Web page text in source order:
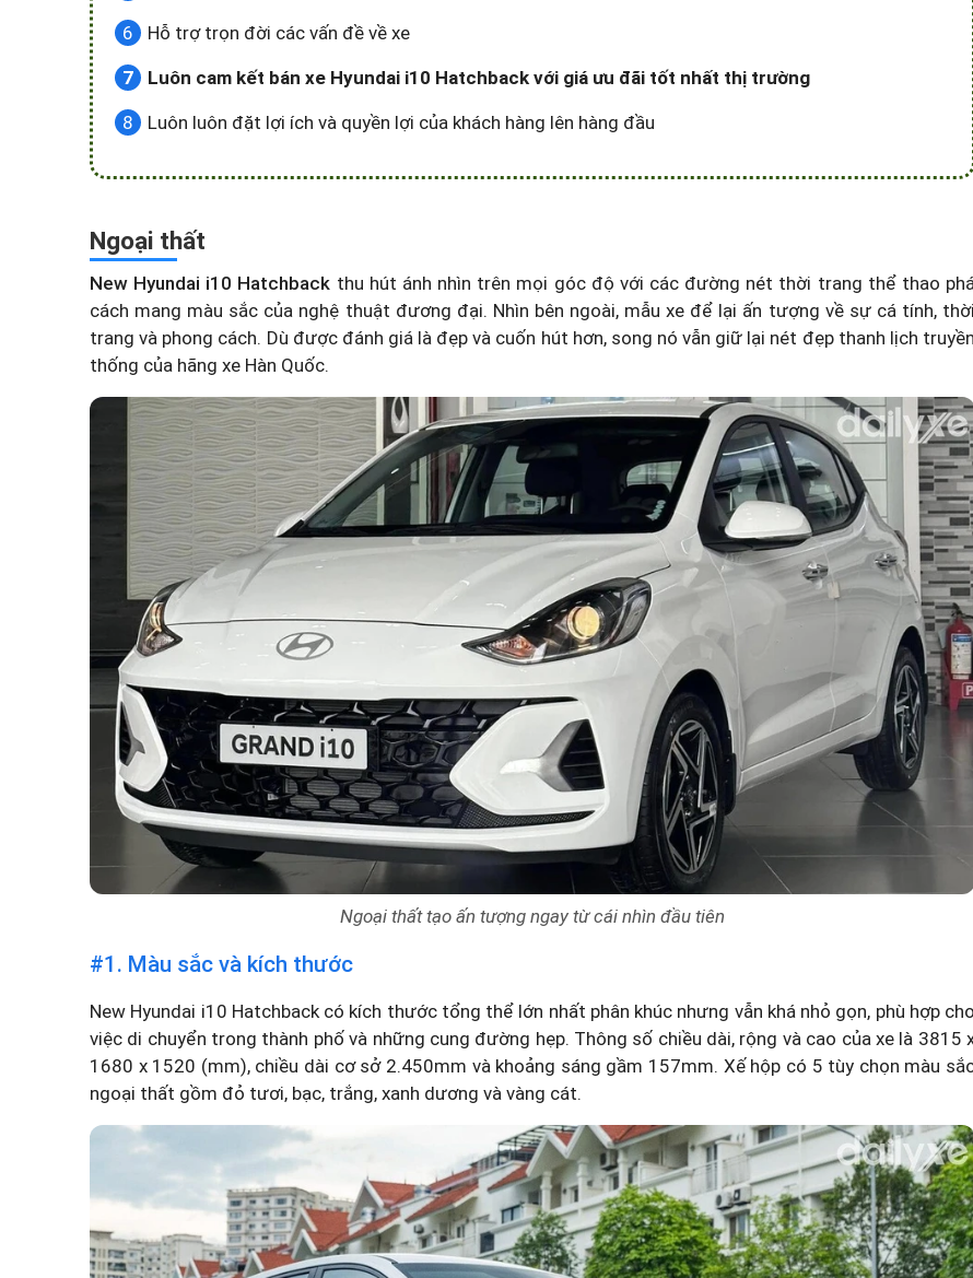
Hỗ trợ trọn đời các vấn đề về xe
Luôn cam kết bán xe Hyundai i10 Hatchback với giá ưu đãi tốt nhất thị trường
Luôn luôn đặt lợi ích và quyền lợi của khách hàng lên hàng đầu
Ngoại thất
New Hyundai i10 Hatchback thu hút ánh nhìn trên mọi góc độ với các đường nét thời trang thể thao phá
cách mang màu sắc của nghệ thuật đương đại. Nhìn bên ngoài, mẫu xe để lại ấn tượng về sự cá tính, thời
trang và phong cách. Dù được đánh giá là đẹp và cuốn hút hơn, song nó vẫn giữ lại nét đẹp thanh lịch truyền
thống của hãng xe Hàn Quốc.
Ngoại thất tạo ấn tượng ngay từ cái nhìn đầu tiên
#1. Màu sắc và kích thước
New Hyundai i10 Hatchback có kích thước tổng thể lớn nhất phân khúc nhưng vẫn khá nhỏ gọn, phù hợp cho
việc di chuyển trong thành phố và những cung đường hẹp. Thông số chiều dài, rộng và cao của xe là 3815
1680 x 1520 (mm), chiều dài cơ sở 2.450mm và khoảng sáng gầm 157mm. Xế hộp có 5 tùy chọn màu
ngoại thất gồm đỏ tươi, bạc, trắng, xanh dương và vàng cát.